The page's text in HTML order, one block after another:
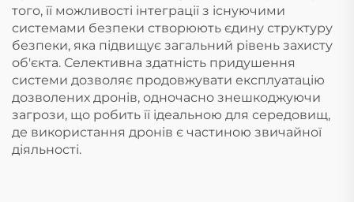
того, її можливості інтеграції з існуючими
системами безпеки створюють єдину структуру
безпеки, яка підвищує загальний рівень захисту
об'єкта. Селективна здатність придушення
системи дозволяє продовжувати експлуатацію
дозволених дронів, одночасно знешкоджуючи
загрози, що робить її ідеальною для середовищ,
де використання дронів є частиною звичайної
діяльності.